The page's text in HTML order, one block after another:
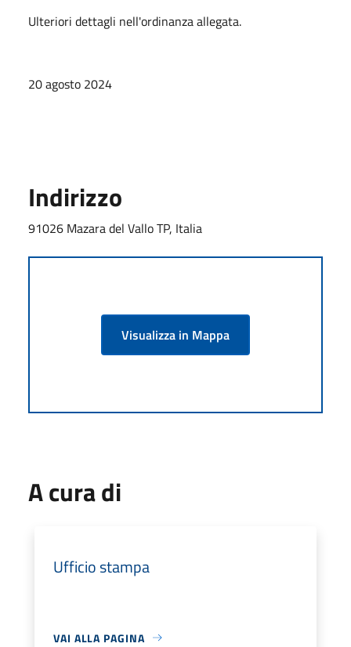
Ulteriori dettagli nell'ordinanza allegata.
20 agosto 2024
Indirizzo
91026 Mazara del Vallo TP, Italia
Visualizza in Mappa
A cura di
Ufficio stampa
VAI ALLA PAGINA